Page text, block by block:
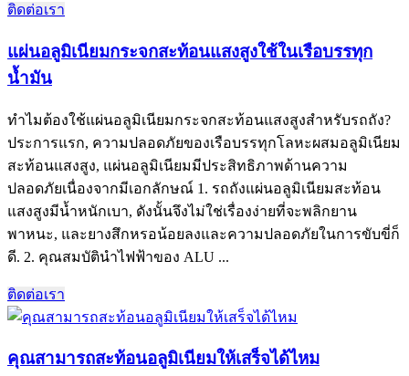
ติดต่อเรา
แผ่นอลูมิเนียมกระจกสะท้อนแสงสูงใช้ในเรือบรรทุก
น้ำมัน
ทำไมต้องใช้แผ่นอลูมิเนียมกระจกสะท้อนแสงสูงสำหรับรถถัง?
ประการแรก, ความปลอดภัยของเรือบรรทุกโลหะผสมอลูมิเนียม
สะท้อนแสงสูง, แผ่นอลูมิเนียมมีประสิทธิภาพด้านความ
ปลอดภัยเนื่องจากมีเอกลักษณ์ 1. รถถังแผ่นอลูมิเนียมสะท้อน
แสงสูงมีน้ำหนักเบา, ดังนั้นจึงไม่ใช่เรื่องง่ายที่จะพลิกยาน
พาหนะ, และยางสึกหรอน้อยลงและความปลอดภัยในการขับขี่ก็
ดี. 2. คุณสมบัตินำไฟฟ้าของ ALU ...
ติดต่อเรา
คุณสามารถสะท้อนอลูมิเนียมให้เสร็จได้ไหม